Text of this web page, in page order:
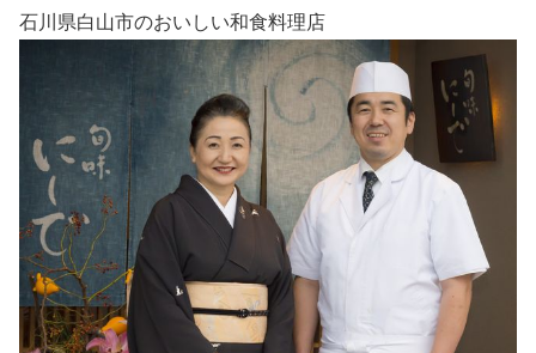
石川県白山市のおいしい和食料理店